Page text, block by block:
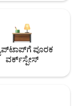
ಪೂರಕ
ವರ್ಕ್‌ಸ್ಪೇಸ್